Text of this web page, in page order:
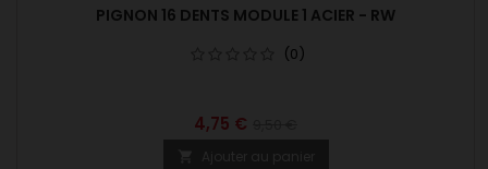
PIGNON 16 DENTS MODULE 1 ACIER - RW
(0)
4,75 €